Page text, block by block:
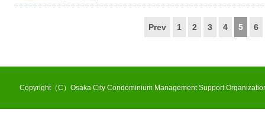
Prev 1 2 3 4 5 6
Copyright（C）Osaka City Condominium Management Support